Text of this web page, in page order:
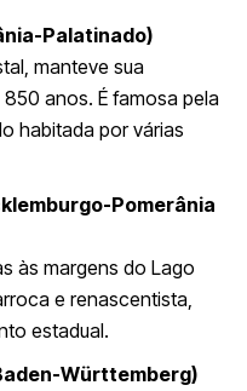
Palatinado)
manteve sua
anos. É famosa pela
habitada por várias
Pomerânia
às margens do Lago
e renascentista,
estadual.
Württemberg)